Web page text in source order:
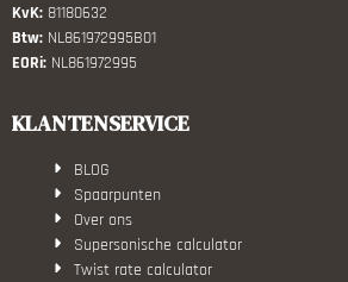
KvK: 81180632
Btw: NL861972995B01
EORi: NL861972995
KLANTENSERVICE
BLOG
Spaarpunten
Over ons
Supersonische calculator
Twist rate calculator